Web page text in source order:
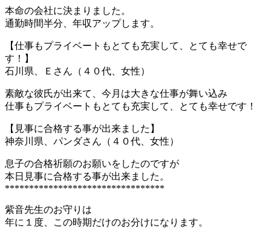
本命の会社に決まりました。
通勤時間半分、年収アップします。
【仕事もプライベートもとても充実して、とても幸せで
す！】
石川県、Ｅさん（４０代、女性）
素敵な彼氏が出来て、今月は大きな仕事が舞い込み
仕事もプライベートもとても充実して、とても幸せです！
【見事に合格する事が出来ました】
神奈川県、パンダさん（４０代、女性）
息子の合格祈願のお願いをしたのですが
本日見事に合格する事が出来ました。
*********************************
紫音先生のお守りは
年に１度、この時期だけのお分けになります。